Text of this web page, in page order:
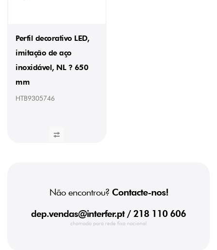
Perfil decorativo LED,
imitação de aço
inoxidável, NL ? 650
mm
HTB9305746
Não encontrou? Contacte-nos!
dep.vendas@interfer.pt/ 218 110 606
chamada para rede fixa nacional